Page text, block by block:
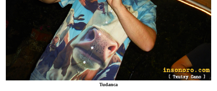
Tudanca